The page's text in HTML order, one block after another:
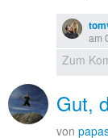
am
Zum
Gut,
von